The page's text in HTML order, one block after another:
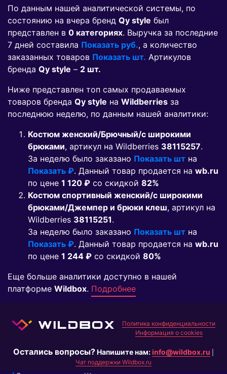
По данным нашей аналитической системы, по
состоянию на вчера бренд Qy style был
представлен в 0 категориях. Выручка за последние
7 дней составила Показать руб., а количество
заказанных товаров Показать шт. Артикулов
бренда Qy style – 2 шт.
Ниже представлен топ самых продаваемых
товаров бренда Qy style на Wildberries за
последнюю неделю, по данным нашей аналитики:
Костюм женский/Брючный/с широкими
брюками, артикул на Wildberries 38115257.
За неделю было заказано Показать шт на
Показать ₽. Данный товар продается на wb.ru
по цене 1 120 ₽ co скидкой 82%
Костюм спортивный женский/с широкими
брюками/Джемпер и брюки клеш, артикул на
Wildberries 38115251.
За неделю было заказано Показать шт на
Показать ₽. Данный товар продается на wb.ru
по цене 1 244 ₽ co скидкой 80%
Еще больше аналитики доступно в нашей
платформе Wildbox. Подробнее
Политика конфиденциальности
Информация о cookies
Остались вопросы?Напишите нам:info@wildbox.ru
Чат поддержки Wildbox.ru